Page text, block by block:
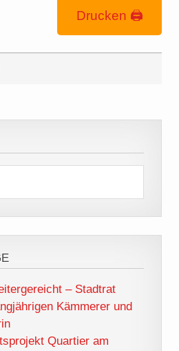
Drucken 🖨
– Stadtrat
Kämmerer und
Quartier am